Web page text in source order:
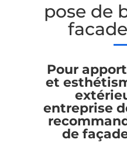
pose de
Pour
et
entreprise
de